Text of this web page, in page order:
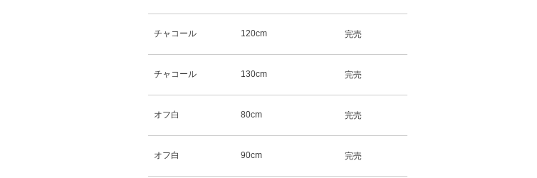
チャコール 120cm 完売
チャコール 130cm 完売
オフ白 80cm 完売
オフ白 90cm 完売